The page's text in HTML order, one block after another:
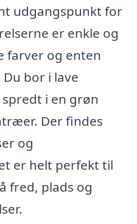
udgangspunkt for
er enkle og
farver og enten
bor i lave
i en grøn
Der findes
og
er helt perfekt til
fred, plads og